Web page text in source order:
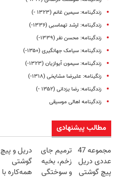
زندگینامه: سیمین غانم (۱۳۲۳ -)
زندگینامه: ارشد تهماسبی (۱۳۳۶-)
زندگینامه: محسن نفر (۱۳۳۹-)
زندگینامه: سیامک جهانگیری (۱۳۵۰-)
زندگینامه: سیمون آیوازیان (۱۳۲۳-)
زنگینامه: علیرضا مشایخی (۱۳۱۸-)
زندگینامه: رضا یزدانی (۱۳۵۲ -)
زندگینامه اهالی موسیقی
مطالب پیشنهادی
مجموعه 47
عددی دریل
پیچ گوشتی
ترمیم جای
زخم، بخیه
و سوختگی
دریل و پیچ
گوشتی
همه‌کاره با